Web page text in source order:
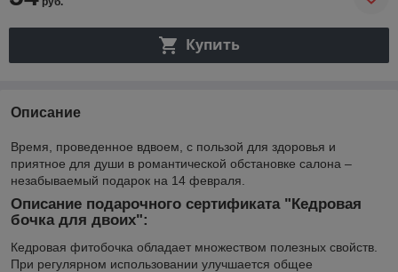
Купить
Описание
Время, проведенное вдвоем, с пользой для здоровья и
приятное для души в романтической обстановке салона –
незабываемый подарок на 14 февраля.
Описание подарочного сертификата "Кедровая
бочка для двоих":
Кедровая фитобочка обладает множеством полезных свойств.
При регулярном использовании улучшается общее